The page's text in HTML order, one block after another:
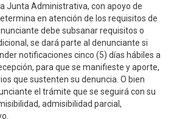
Junta Administrativa, con apoyo de
en atención de los requisitos de
debe subsanar requisitos o
se dará parte al denunciante si
notificaciones cinco (5) días hábiles a
para que se manifieste y aporte,
que sustenten su denuncia. O bien
el trámite que se seguirá con su
admisibilidad parcial,